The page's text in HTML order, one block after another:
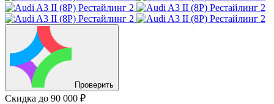
Проверить
Скидка до 90 000 ₽